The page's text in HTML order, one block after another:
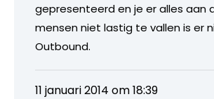
gepresenteerd en je er alles aan
mensen niet lastig te vallen is er
Outbound.
11 januari 2014 om 18:39